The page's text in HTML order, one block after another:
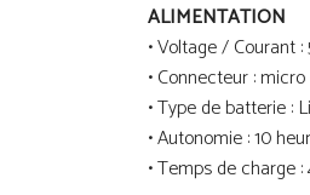
ALIMENTATION
• Voltage / Courant :
• Connecteur :
• Type de batterie :
• Autonomie : 10
• Temps de charge